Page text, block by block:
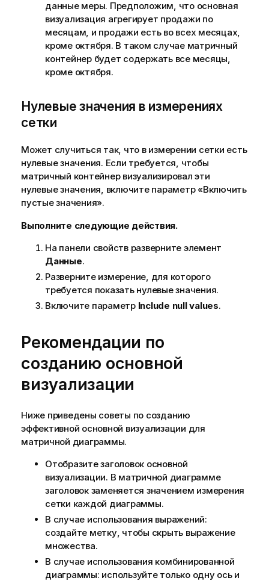
данные меры. Предположим, что основная
визуализация агрегирует продажи по
месяцам, и продажи есть во всех месяцах,
кроме октября. В таком случае матричный
контейнер будет содержать все месяцы,
кроме октября.
Нулевые значения в измерениях
сетки
Может случиться так, что в измерении сетки есть
нулевые значения. Если требуется, чтобы
матричный контейнер визуализировал эти
нулевые значения, включите параметр «Включить
пустые значения».
Выполните следующие действия.
На панели свойств разверните элемент
Данные.
Разверните измерение, для которого
требуется показать нулевые значения.
Включите параметр Include null values.
Рекомендации по
созданию основной
визуализации
Ниже приведены советы по созданию
эффективной основной визуализации для
матричной диаграммы.
Отобразите заголовок основной
визуализации. В матричной диаграмме
заголовок заменяется значением измерения
сетки каждой диаграммы.
В случае использования выражений:
создайте метку, чтобы скрыть выражение
множества.
В случае использования комбинированной
диаграммы: используйте только одну ось и